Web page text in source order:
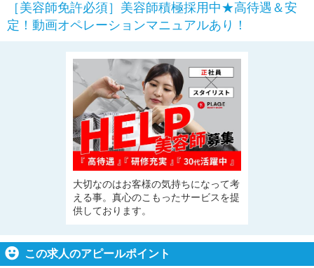
［美容師免許必須］美容師積極採用中★高待遇＆安
定！動画オペレーションマニュアルあり！
大切なのはお客様の気持ちになって考
える事。真心のこもったサービスを提
供しております。
この求人のアピールポイント